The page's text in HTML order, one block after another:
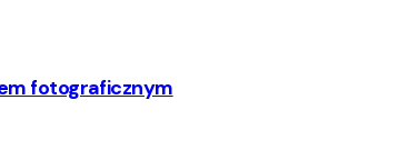
fotograficznym